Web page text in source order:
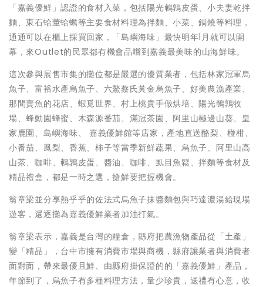
「嘉義優鮮」認證的食材入菜，包括陽光鵪鶉皮蛋、小夫妻乾拌
麵、東石蛤董蛤蠣等主要食材料理為拌麵、小菜、鍋燒等料理，
通通可以在櫃上採買回家，「島嶼海味」最快明年1月就可以開
幕，來Outlet的民眾都有機會品嚐到嘉義最美味的山海鮮味。
這次參與展售市集的攤位都是嚴選的優質業者，包括林家冠軍烏
魚子、富裕水產烏魚子、六鰲蔡氏黃金烏魚子、好美農漁產業、
那間賣魚的花店、蝦覓世界、村上桃貴手做烘培、陽光鵪鶉牧
場、蜂動園蜂蜜、木森源番茄、滿冠茶園、阿里山極邊山葵、皇
家鹿園、島嶼海味、 嘉義優鮮館等店家，產地直送酪梨、椪柑、
小番茄、鳳梨、香蕉、柿子等當季新鮮蔬果、烏魚子、阿里山高
山茶、咖啡、鵪鶉皮蛋、醬油、咖啡、虱目魚鬆、拌麵等食材及
精品禮盒，都是一時之選，搶鮮要把握機會。
翁章梁並分享熱乎乎的佐法式烏魚子抹醬麵包與巧達濃湯給現場
遊客，還逐攤為嘉義優鮮業者加油打氣。
翁章梁表示，嘉義是台灣的糧倉，縣府把農漁物產品從「土產」
變「精品」，台中市擁有消費市場與商機，縣府讓業者與消費者
面對面，帶來最優且鮮、由縣府掛保證的的「嘉義優鮮」產品，
年節到了，烏魚子有多種料理方法，量少珍貴，送禮有心意，收